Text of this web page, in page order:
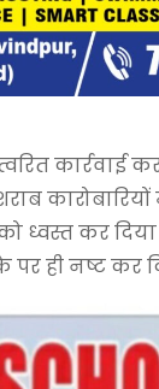
कार्रवाई
ध्वस्त कर
ही नष्ट कर